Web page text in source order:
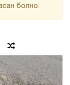
болно.